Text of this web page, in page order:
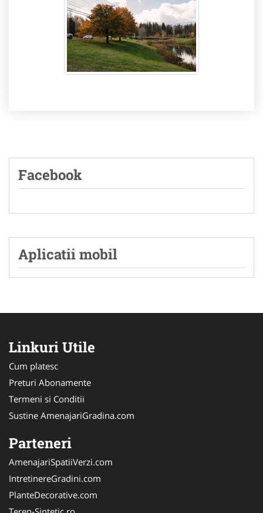
Facebook
Aplicatii mobil
Linkuri Utile
Cum platesc
Preturi Abonamente
Termeni si Conditii
Sustine AmenajariGradina.com
Parteneri
AmenajariSpatiiVerzi.com
IntretinereGradini.com
PlanteDecorative.com